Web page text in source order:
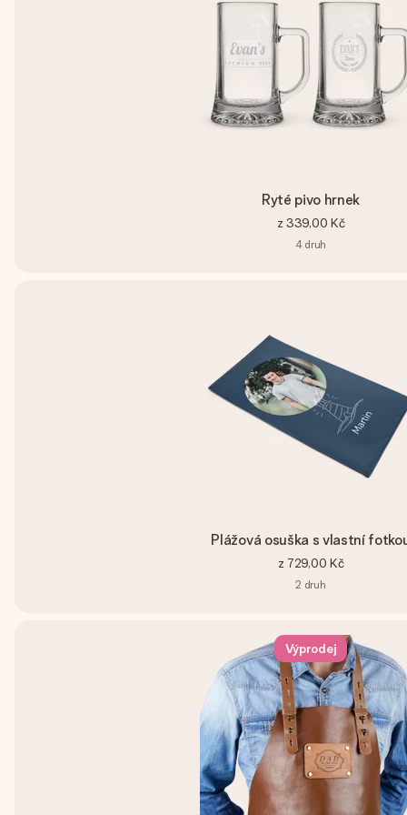
Ryté pivo hrnek
z 339,00 Kč
4 druh
Plážová osuška s vlastní
z 729,00 Kč
2 druh
Výprodej